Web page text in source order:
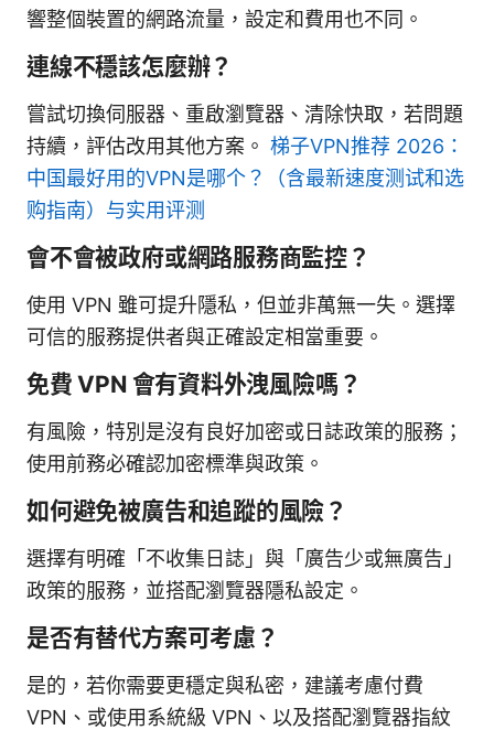
響整個裝置的網路流量，設定和費用也不同。
連線不穩該怎麼辦？
嘗試切換伺服器、重啟瀏覽器、清除快取，若問題
持續，評估改用其他方案。 梯子VPN推荐 2026：
中国最好用的VPN是哪个？（含最新速度测试和选
购指南）与实用评测
會不會被政府或網路服務商監控？
使用 VPN 雖可提升隱私，但並非萬無一失。選擇
可信的服務提供者與正確設定相當重要。
免費 VPN 會有資料外洩風險嗎？
有風險，特別是沒有良好加密或日誌政策的服務；
使用前務必確認加密標準與政策。
如何避免被廣告和追蹤的風險？
選擇有明確「不收集日誌」與「廣告少或無廣告」
政策的服務，並搭配瀏覽器隱私設定。
是否有替代方案可考慮？
是的，若你需要更穩定與私密，建議考慮付費
VPN、或使用系統級 VPN、以及搭配瀏覽器指紋